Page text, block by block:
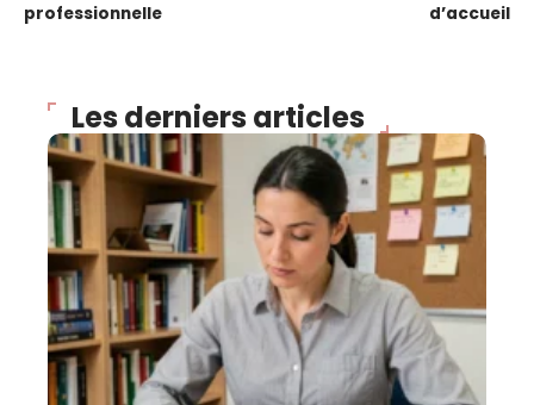
professionnelle
d’accueil
Les derniers articles